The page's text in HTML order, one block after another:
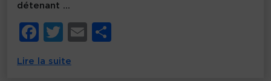
détenant …
F
c
T
it
E
Lire la suite